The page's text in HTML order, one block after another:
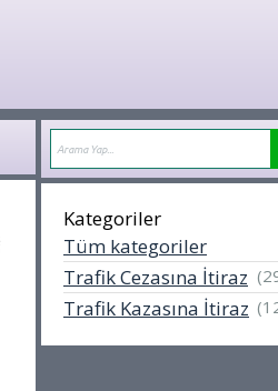
Kategoriler
Tüm kategoriler
Trafik Cezasına İtiraz
Trafik Kazasına İtiraz